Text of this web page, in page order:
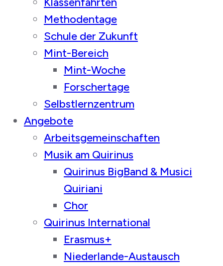
Methodentage
Schule der Zukunft
Mint-Bereich
Mint-Woche
Forschertage
Selbstlernzentrum
Angebote
Arbeitsgemeinschaften
Musik am Quirinus
Quirinus BigBand & Musici
Quiriani
Chor
Quirinus International
Erasmus+
Niederlande-Austausch